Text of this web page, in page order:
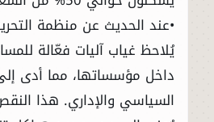
•عند الحديث عن منظمة
يُلاحظ غياب آليات فعّالة
داخل مؤسساتها، مما أدى
السياسي والإداري. هذا